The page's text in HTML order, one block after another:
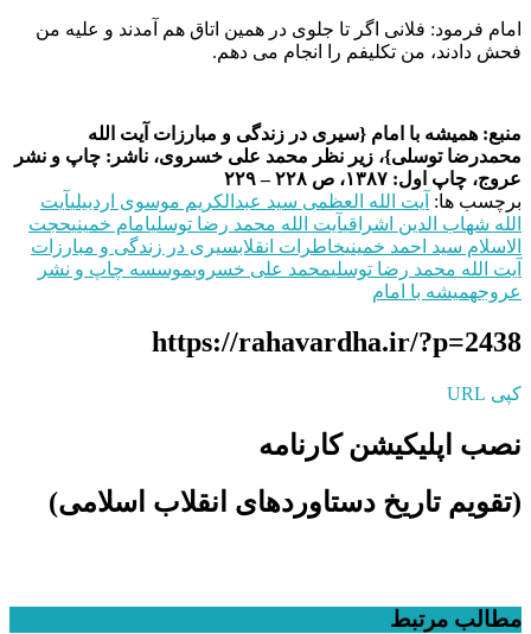
امام فرمود: فلانی اگر تا جلوی در همین اتاق هم آمدند و علیه من
فحش دادند، من تکلیفم را انجام می دهم.
منبع: همیشه با امام {سیری در زندگی و مبارزات آیت الل‍ه
محمدرضا توسلی}، زیر نظر محمد علی خسروی، ناشر: چاپ و نشر
عروج، چاپ اول: ۱۳۸۷، ص ۲۲۸ – ۲۲۹
برچسب ها: آیت الله العظمی سید عبدالکریم موسوی اردبیلیآیت
الله شهاب‌ الدین اشراقیآیت الله محمد رضا توسلیامام خمینیحجت
الاسلام سید احمد خمینیخاطرات انقلابسیری در زندگی و مبارزات
آیت‌ الله محمد رضا توسلیمحمد علی خسرویموسسه چاپ و نشر
عروجهمیشه با امام
https://rahavardha.ir/?p=2438
کپی URL
نصب اپلیکیشن کارنامه
(تقویم تاریخ دستاوردهای انقلاب اسلامی​)
مطالب مرتبط